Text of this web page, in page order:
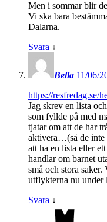
Men i sommar blir
Vi ska bara
Dalarna.
Svara ↓
Bella 11/06/
https://resfredag.se/
Jag skrev en lista
som fyllde på med
tjatar om att de har
aktivera…(så de inte
att ha en lista eller
handlar om barnet
små och stora
utflykterna nu
Svara ↓